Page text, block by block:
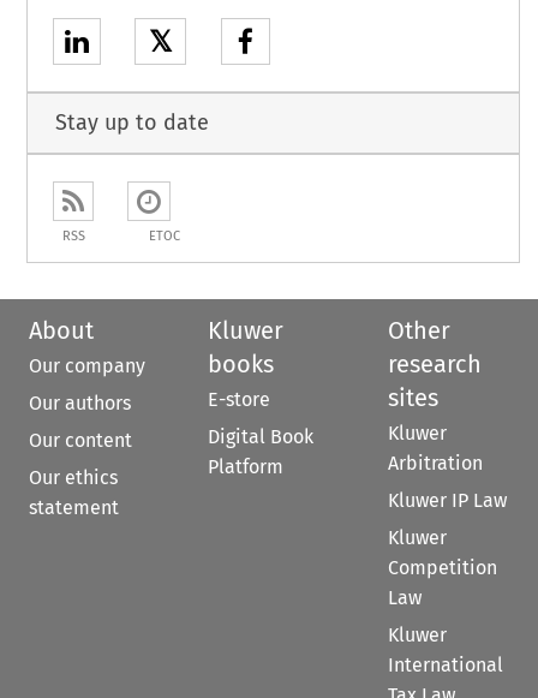
𝕏
Stay up to date
RSS ETOC
About
Our company
Our authors
Our content
Our ethics
statement
Kluwer
books
E-store
Digital Book
Platform
Other
research
sites
Kluwer
Arbitration
Kluwer IP Law
Kluwer
Competition
Law
Kluwer
International